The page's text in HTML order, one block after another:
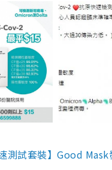
測試套裝】Good